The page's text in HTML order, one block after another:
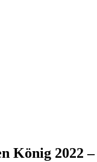
König 2022